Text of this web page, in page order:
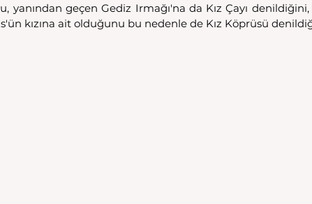
yanından geçen Gediz Irmağı'na da Kız Çayı
kızına ait olduğunu bu nedenle de Kız Köprüsü